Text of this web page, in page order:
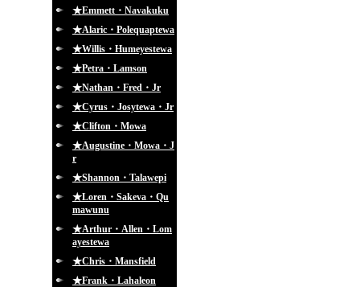
★Emmett・Navakuku
★Alaric・Polequaptewa
★Willis・Humeyestewa
★Petra・Lamson
★Nathan・Fred・Jr
★Cyrus・Josytewa・Jr
★Clifton・Mowa
★Augustine・Mowa・J
r
★Shannon・Talawepi
★Loren・Sakeva・Qu
mawunu
★Arthur・Allen・Lom
ayestewa
★Chris・Mansfield
★Frank・Lahaleon